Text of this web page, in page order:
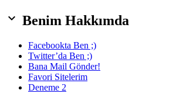
 Benim Hakkımda
Facebookta Ben ;)
Twitter’da Ben ;)
Bana Mail Gönder!
Favori Sitelerim
Deneme 2